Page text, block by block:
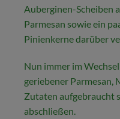
Auberginen-Scheiben
Parmesan sowie ein
Pinienkerne darüber
Nun immer im
geriebener Parmesan,
Zutaten aufgebraucht
abschließen.